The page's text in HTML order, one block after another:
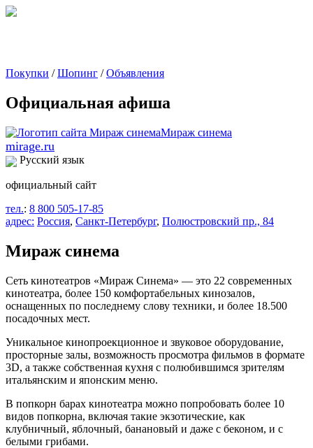
Покупки /Шопинг /Объявления
Официальная афиша
mirage.ru
Русский язык
официальный сайт
тел.: 8 800 505-17-85
адрес: Россия, Санкт-Петербург, Полюстровский пр., 84
Мираж синема
Сеть кинотеатров «Мираж Синема» — это 22 современных
кинотеатра, более 150 комфортабельных кинозалов,
оснащенных по последнему слову техники, и более 18.500
посадочных мест.
Уникальное кинопроекционное и звуковое оборудование,
просторные залы, возможность просмотра фильмов в формате
3D, а также собственная кухня с полюбившимся зрителям
итальянским и японским меню.
В попкорн барах кинотеатра можно попробовать более 10
видов попкорна, включая такие экзотические, как
клубничный, яблочный, банановый и даже с беконом, и с
белыми грибами.